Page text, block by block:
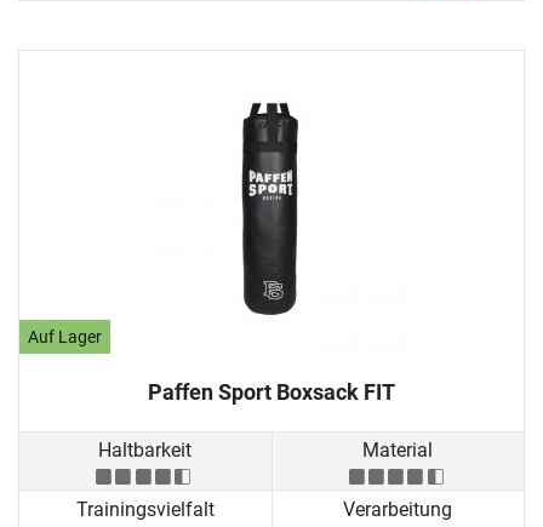
Auf Lager
Paffen Sport Boxsack FIT
Haltbarkeit Material
Trainingsvielfalt Verarbeitung